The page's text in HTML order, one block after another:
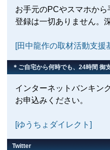
お手元のPCやスマホか
登録は一切ありません。
[田中龍作の取材活動支援
＊ご自宅から何時でも、24時間 御
インターネットバンキン
お申込みください。
[ゆうちょダイレクト]
Twitter